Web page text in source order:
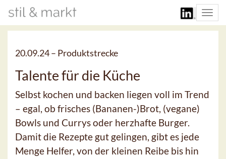
20.09.24 – Produktstrecke
Talente für die Küche
Selbst kochen und backen liegen voll im Trend
– egal, ob frisches (Bananen-)Brot, (vegane)
Bowls und Currys oder herzhafte Burger.
Damit die Rezepte gut gelingen, gibt es jede
Menge Helfer, von der kleinen Reibe bis hin